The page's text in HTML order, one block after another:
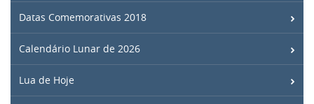
Datas Comemorativas 2018
Calendário Lunar de 2026
Lua de Hoje